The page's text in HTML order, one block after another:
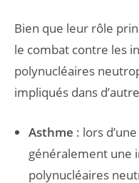
Bien que leur rôle
le combat contre les
polynucléaires
impliqués dans
Asthme : lors
généralement une
polynucléaires